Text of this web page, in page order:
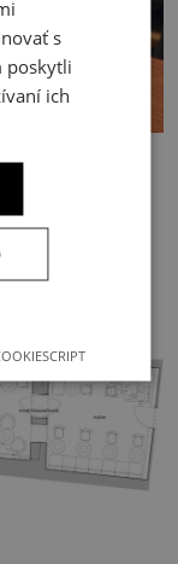
s
poskytli
ich